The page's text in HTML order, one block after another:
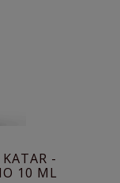
-
10 ML